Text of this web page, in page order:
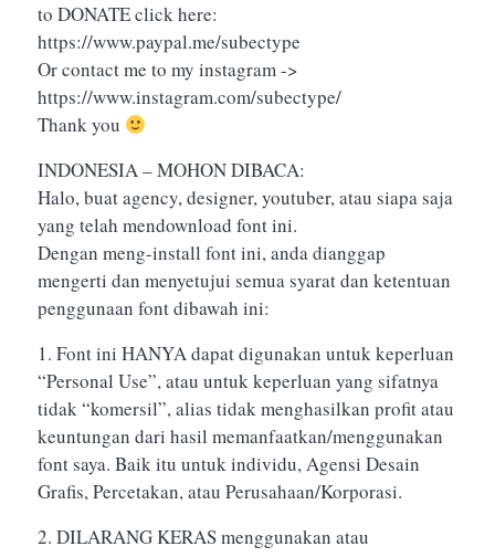
to DONATE click here:
https://www.paypal.me/subectype
Or contact me to my instagram ->
https://www.instagram.com/subectype/
Thank you
INDONESIA – MOHON DIBACA:
Halo, buat agency, designer, youtuber, atau siapa saja
yang telah mendownload font ini.
Dengan meng-install font ini, anda dianggap
mengerti dan menyetujui semua syarat dan ketentuan
penggunaan font dibawah ini:
1. Font ini HANYA dapat digunakan untuk keperluan
“Personal Use”, atau untuk keperluan yang sifatnya
tidak “komersil”, alias tidak menghasilkan profit atau
keuntungan dari hasil memanfaatkan/menggunakan
font saya. Baik itu untuk individu, Agensi Desain
Grafis, Percetakan, atau Perusahaan/Korporasi.
2. DILARANG KERAS menggunakan atau